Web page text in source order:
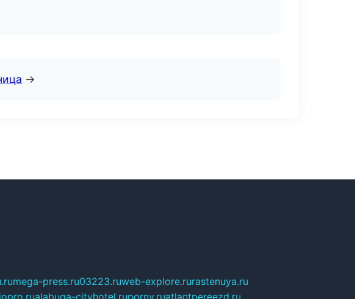
→
mega-press.ru03223.ruweb-explore.rurastenuya.ru
alabuga-cityhotel.rupornv.ruatlantpereezd.ru